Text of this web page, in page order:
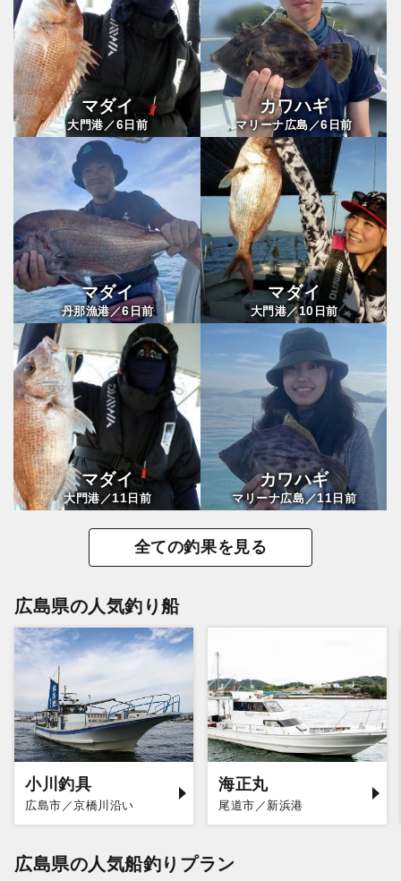
マダイ
大門港／6日前
カワハギ
マリーナ広島／6日前
マダイ
丹那漁港／6日前
マダイ
大門港／10 日前
マダイ
大門港／11日前
カワハギ
マリーナ広島／11日前
全ての釣果を見る
広島県の人気釣り船
小川釣具
広島市／京橋川沿い
海正丸
尾道市／新浜港
広島県の人気船釣りプラン